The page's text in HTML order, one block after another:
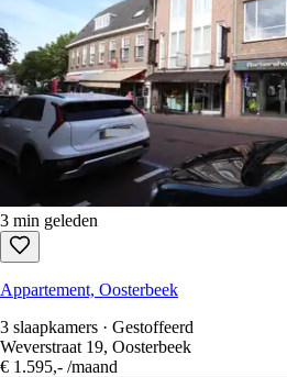
3 min geleden
Appartement, Oosterbeek
3 slaapkamers · Gestoffeerd
Weverstraat 19, Oosterbeek
€ 1.595,- /maand